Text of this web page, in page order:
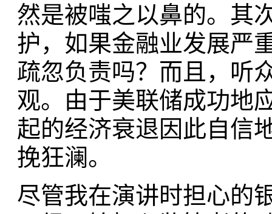
然是被嗤之以鼻的。其
护，如果金融业发展严
疏忽负责吗？而且，听
观。由于美联储成功地
起的经济衰退因此自信
挽狂澜。
尽管我在演讲时担心的